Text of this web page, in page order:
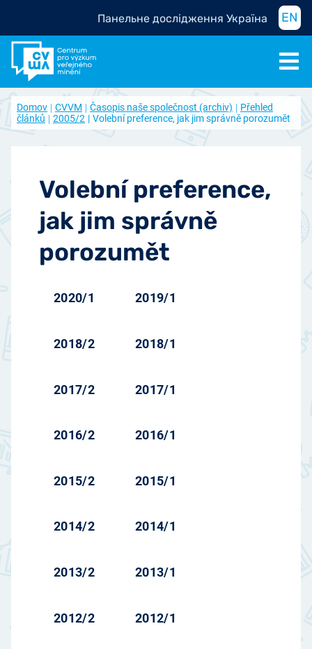
Панельне дослідження Україна EN
Domov CVVM Časopis naše společnost (archiv)
Přehled
článků
2005/2 Volební preference, jak jim správně porozumět
Volební preference,
jak jim správně
porozumět
2020/1 2019/1
2018/2 2018/1
2017/2 2017/1
2016/2 2016/1
2015/2 2015/1
2014/2 2014/1
2013/2 2013/1
2012/2 2012/1